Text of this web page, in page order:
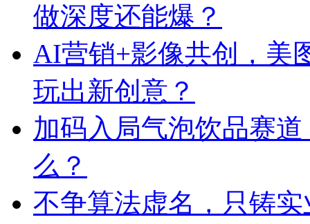
做深度还能爆？
AI营销+影像共创，美
玩出新创意？
加码入局气泡饮品赛
么？
不争算法虚名，只铸